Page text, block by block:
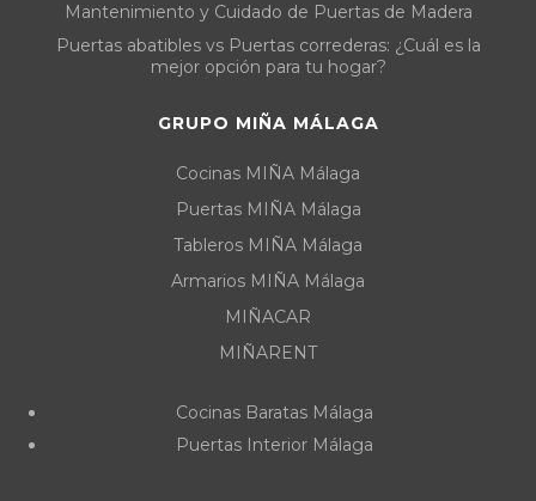
Mantenimiento y Cuidado de Puertas de Madera
Puertas abatibles vs Puertas correderas: ¿Cuál es la
mejor opción para tu hogar?
GRUPO MIÑA MÁLAGA
Cocinas MIÑA Málaga
Puertas MIÑA Málaga
Tableros MIÑA Málaga
Armarios MIÑA Málaga
MIÑACAR
MIÑARENT
Cocinas Baratas Málaga
Puertas Interior Málaga